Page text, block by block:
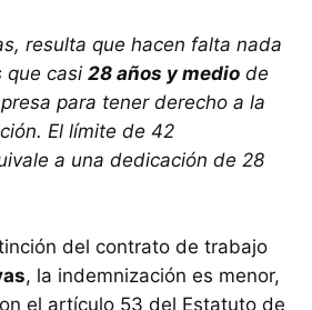
resulta que hacen falta nada
que casi 28 años y medio de
para tener derecho a la
El límite de 42
a una dedicación de 28
del contrato de trabajo
, la indemnización es menor,
el artículo 53 del Estatuto de